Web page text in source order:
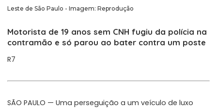
Leste de São Paulo - Imagem: Reprodução
Motorista de 19 anos sem CNH fugiu da polícia na
contramão e só parou ao bater contra um poste
R7
SÃO PAULO — Uma perseguição a um veículo de luxo